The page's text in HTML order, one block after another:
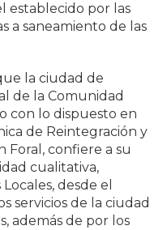
establecido por las
a saneamiento de las
la ciudad de
de la Comunidad
con lo dispuesto en
de Reintegración y
Foral, confiere a su
cualitativa,
desde el
servicios de la ciudad
además de por los